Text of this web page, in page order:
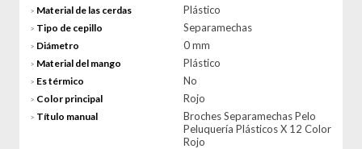
> Material de las cerdas Plástico
> Tipo de cepillo Separamechas
> Diámetro 0 mm
> Material del mango Plástico
> Es térmico No
> Color principal Rojo
> Título manual
Broches Separamechas Pelo
Peluquería Plásticos X 12 Color
Rojo